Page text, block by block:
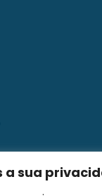
a sua